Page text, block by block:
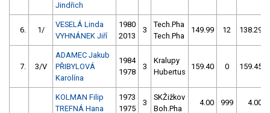
Jindřich
6. 1/
VESELÁ Linda
VYHNÁNEK Jiří
1980
2013
3
Tech.Pha
Tech.Pha
149.99 12 138.29
7. 3/V
ADAMEC Jakub
PŘIBYLOVÁ
Karolína
1984
1978
3
Kralupy
Hubertus
159.40 0 159.45
KOLMAN Filip
TREFNÁ Hana
1973
1975
3
SKŽižkov
Boh.Pha
4.00 999 4.00